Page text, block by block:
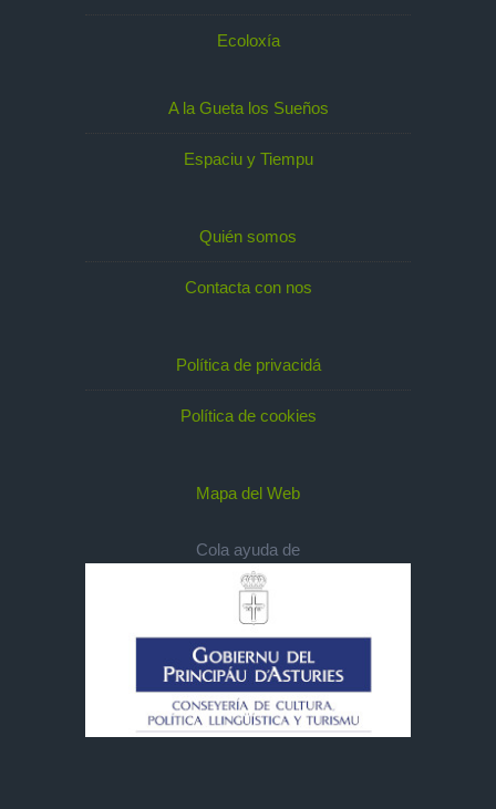
Ecoloxía
A la Gueta los Sueños
Espaciu y Tiempu
Quién somos
Contacta con nos
Política de privacidá
Política de cookies
Mapa del Web
Cola ayuda de